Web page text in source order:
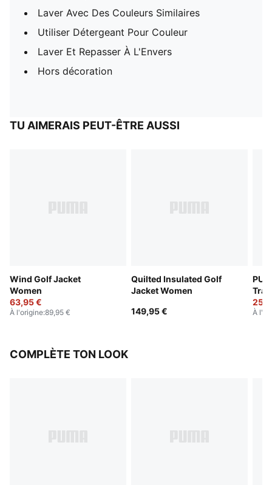
Laver Avec Des Couleurs Similaires
Utiliser Détergeant Pour Couleur
Laver Et Repasser À L'Envers
Hors décoration
TU AIMERAIS PEUT-ÊTRE AUSSI
Wind Golf Jacket
Women
63,95 €
À l'origine:89,95 €
Quilted Insulated Golf
Jacket Women
149,95 €
À
COMPLÈTE TON LOOK